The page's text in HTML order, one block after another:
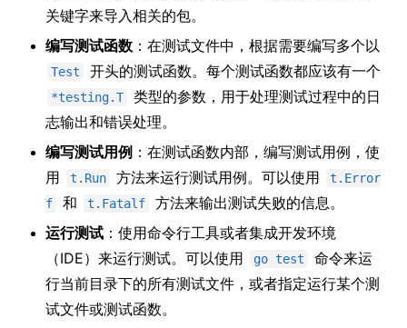
关键字来导入相关的包。
编写测试函数 ：在测试文件中，根据需要编写多个以
Test 开头的测试函数。每个测试函数都应该有一个
*testing.T
类型的参数，用于处理测试过程中的日
志输出和错误处理。
编写测试用例 ：在测试函数内部，编写测试用例，使
用
t.Run 方法来运行测试用例。可以使用
t.Error
f
和 t.Fatalf
方法来输出测试失败的信息。
运行测试 ：使用命令行工具或者集成开发环境
（IDE）来运行测试。可以使用
go test
命令来运
行当前目录下的所有测试文件，或者指定运行某个测
试文件或测试函数。